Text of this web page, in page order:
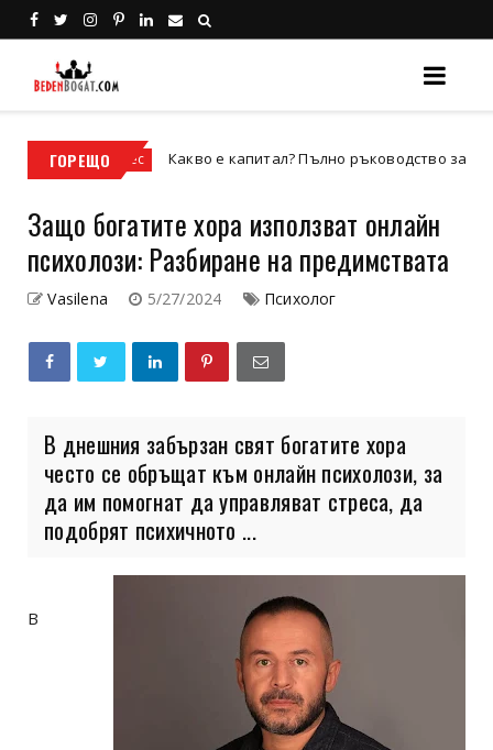
ГОРЕЩО
Бизнес Какво е капитал? Пълно ръководство за видовете
Защо богатите хора използват онлайн
психолози: Разбиране на предимствата
Vasilena 5/27/2024 Психолог
В днешния забързан свят богатите хора
често се обръщат към онлайн психолози, за
да им помогнат да управляват стреса, да
подобрят психичното ...
В